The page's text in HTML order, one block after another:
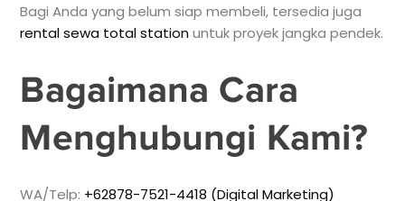
Bagi Anda yang belum siap membeli, tersedia juga
rental sewa total stationuntuk proyek jangka pendek.
Bagaimana Cara
Menghubungi Kami?
WA/Telp: +62878-7521-4418 (Digital Marketing)